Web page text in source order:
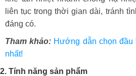
liên tục trong thời gian dài, tránh
đáng có.
Tham khảo: Hướng dẫn chọn đầu
nhất!
2. Tính năng sản phẩm